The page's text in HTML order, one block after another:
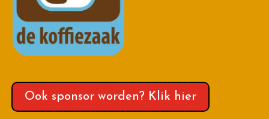
Ook sponsor worden? Klik hier